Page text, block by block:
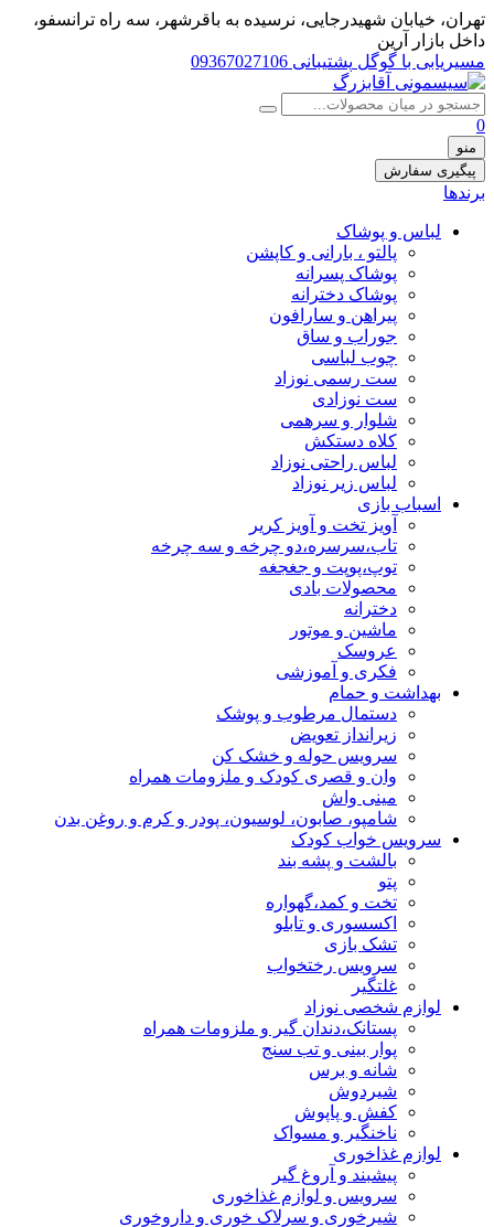
تهران، خيابان شهيدرجايى، نرسیده به باقرشهر، سه راه ترانسفو،
داخل بازار آرین
مسیریابی با گوگل پشتیبانی 09367027106
0
منو
پیگیری سفارش
برندها
لباس و پوشاک
پالتو ، بارانی و کاپشن
پوشاک پسرانه
پوشاک دخترانه
پیراهن و سارافون
جوراب و ساق
چوب لباسی
ست رسمی نوزاد
ست نوزادی
شلوار و سرهمی
کلاه دستکش
لباس راحتی نوزاد
لباس زیر نوزاد
اسباب بازی
آویز تخت و آویز کریر
تاب،سرسره،دو چرخه و سه چرخه
توپ،پوپت و جغجغه
محصولات بادی
دخترانه
ماشین و موتور
عروسک
فکری و آموزشی
بهداشت و حمام
دستمال مرطوب و پوشک
زیرانداز تعویض
سرویس حوله و خشک کن
وان و قصری کودک و ملزومات همراه
مینی واش
شامپو، صابون، لوسیون، پودر و کرم و روغن بدن
سرویس خواب کودک
بالشت و پشه بند
پتو
تخت و کمد،گهواره
اکسسوری و تابلو
تشک بازی
سرویس رختخواب
غلتگیر
لوازم شخصی نوزاد
پستانک،دندان گیر و ملزومات همراه
پوار بینی و تب سنج
شانه و برس
شیردوش
کفش و پاپوش
ناخنگیر و مسواک
لوازم غذاخوری
پیشبند و آروغ گیر
سرویس و لوازم غذاخوری
شیرخوری و سرلاک خوری و داروخوری